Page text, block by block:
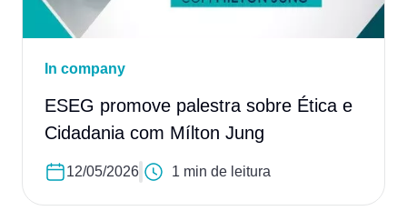
In company
ESEG promove palestra sobre Ética e
Cidadania com Mílton Jung
12/05/2026 1 min de leitura